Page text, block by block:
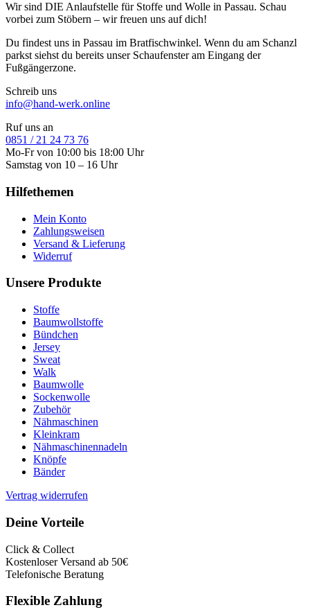
Wir sind DIE Anlaufstelle für Stoffe und Wolle in Passau. Schau
vorbei zum Stöbern – wir freuen uns auf dich!
Du findest uns in Passau im Bratfischwinkel. Wenn du am Schanzl
parkst siehst du bereits unser Schaufenster am Eingang der
Fußgängerzone.
Schreib uns
info@hand-werk.online
Ruf uns an
0851 / 21 24 73 76
Mo-Fr von 10:00 bis 18:00 Uhr
Samstag von 10 – 16 Uhr
Hilfethemen
Mein Konto
Zahlungsweisen
Versand & Lieferung
Widerruf
Unsere Produkte
Stoffe
Baumwollstoffe
Bündchen
Jersey
Sweat
Walk
Baumwolle
Sockenwolle
Zubehör
Nähmaschinen
Kleinkram
Nähmaschinennadeln
Knöpfe
Bänder
Vertrag widerrufen
Deine Vorteile
Click & Collect
Kostenloser Versand ab 50€
Telefonische Beratung
Flexible Zahlung